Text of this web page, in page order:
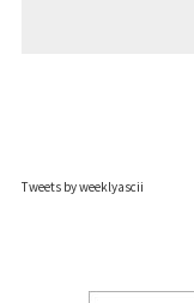
Tweets by weeklyascii